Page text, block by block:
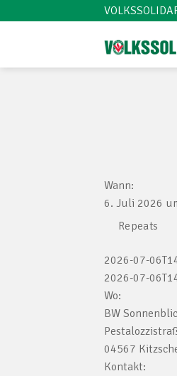
to
Wann:
6. Juli 2026
Repeats
2026-07-
2026-07-
Wo:
BW
04567
Kontakt: